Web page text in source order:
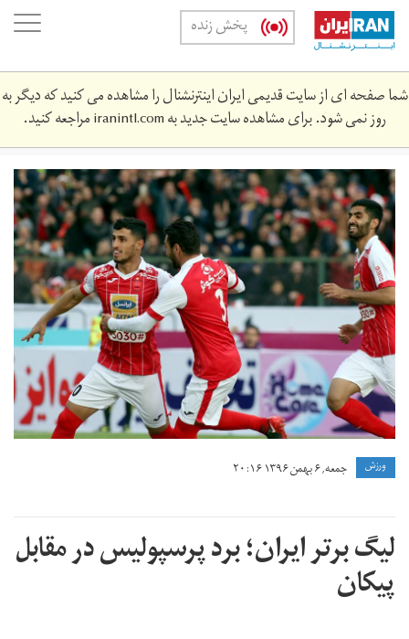
Skip
main
content
پخش زنده
شما صفحه ای از سایت قدیمی ایران اینترنشنال را مشاهده می کنید که دیگر به
روز نمی شود. برای مشاهده سایت جدید بهiranintl.comمراجعه کنید.
181a2278.jpg
ورزش جمعه, ۶ بهمن ۱۳۹۶ ۲۰:۱۶
لیگ برتر ایران؛ برد پرسپولیس در مقابل
پیکان